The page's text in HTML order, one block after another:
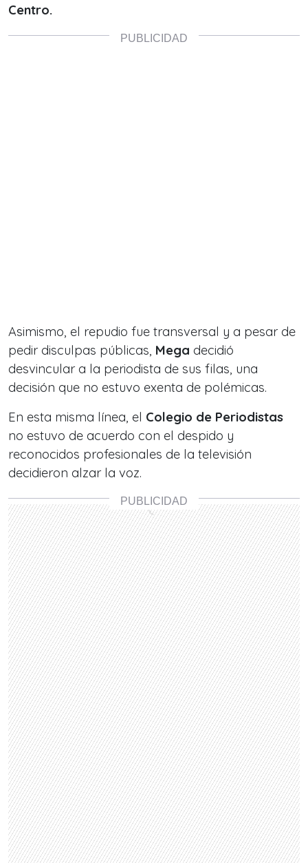
Centro.
Asimismo, el repudio fue transversal y a pesar de
pedir disculpas públicas, Mega decidió
desvincular a la periodista de sus filas, una
decisión que no estuvo exenta de polémicas.
En esta misma línea, el Colegio de Periodistas
no estuvo de acuerdo con el despido y
reconocidos profesionales de la televisión
decidieron alzar la voz.